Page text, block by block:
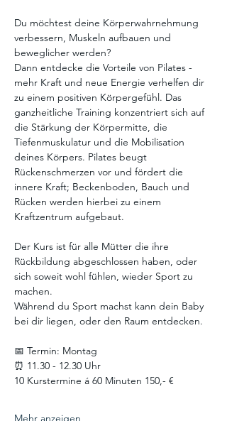
Du möchtest deine Körperwahrnehmung
verbessern, Muskeln aufbauen und
beweglicher werden?
Dann entdecke die Vorteile von Pilates -
mehr Kraft und neue Energie verhelfen dir
zu einem positiven Körpergefühl. Das
ganzheitliche Training konzentriert sich auf
die Stärkung der Körpermitte, die
Tiefenmuskulatur und die Mobilisation
deines Körpers. Pilates beugt
Rückenschmerzen vor und fördert die
innere Kraft; Beckenboden, Bauch und
Rücken werden hierbei zu einem
Kraftzentrum aufgebaut.
Der Kurs ist für alle Mütter die ihre
Rückbildung abgeschlossen haben, oder
sich soweit wohl fühlen, wieder Sport zu
machen.
Während du Sport machst kann dein Baby
bei dir liegen, oder den Raum entdecken.
📅 Termin: Montag
⏰ 11.30 - 12.30 Uhr
10 Kurstermine á 60 Minuten 150,- €
Mehr anzeigen